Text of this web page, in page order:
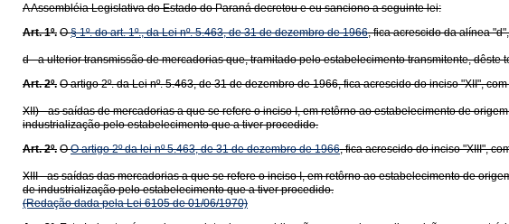
A Assembléia Legislativa do Estado do Paraná decretou e eu sanciono a seguinte lei:
Art. 1º. O§ 1º. do art. 1º., da Lei nº. 5.463, de 31 de dezembro de 1966, fica acrescido da alínea
d - a ulterior transmissão de mercadorias que, tramitado pelo estabelecimento transmitente,
Art. 2º. O artigo 2º. da Lei nº. 5.463, de 31 de dezembro de 1966, fica acrescido do inciso "XII",
XII) - as saídas de mercadorias a que se refere o inciso I, em retôrno ao estabelecimento de
industrialização pelo estabelecimento que a tiver procedido.
Art. 2º. OO artigo 2º da lei nº 5.463, de 31 de dezembro de 1966, fica acrescido do inciso "XIII",
XIII - as saídas das mercadorias a que se refere o inciso I, em retôrno ao estabelecimento de
de industrialização pelo estabelecimento que a tiver procedido.
(Redação dada pela Lei 6105 de 01/06/1970)